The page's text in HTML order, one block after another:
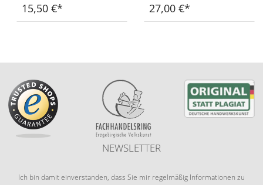
15,50 € 27,00 €
NEWSLETTER
Ich bin damit einverstanden, dass Sie mir regelmäßig Informationen zu